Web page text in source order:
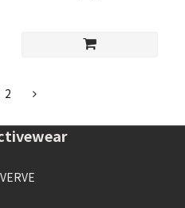
2